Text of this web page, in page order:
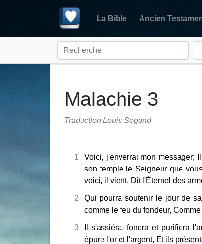
La Bible Ancien
Malachie 3
Traduction Louis Segond
1
Voici, j'enverrai mon messager;
son temple le Seigneur que
voici, il vient, Dit l'Éternel des
2
Qui pourra soutenir le jour de
comme le feu du fondeur,
3
Il s'assiéra, fondra et purifiera
épure l'or et l'argent, Et ils